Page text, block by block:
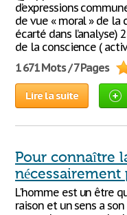
d’expressions
de vue « moral » de
écarté dans l’analyse)
de la conscience (
1 671 Mots / 7 Pages
Lire la suite
Pour connaître
nécessairement
L'homme est un être
raison et un sens a